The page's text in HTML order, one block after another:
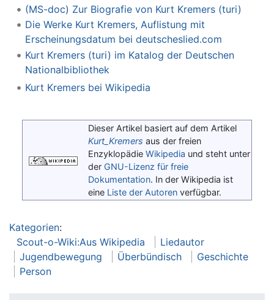
(MS-doc) Zur Biografie von Kurt Kremers (turi)
Die Werke Kurt Kremers, Auflistung mit
Erscheinungsdatum bei deutscheslied.com
Kurt Kremers (turi) im Katalog der Deutschen
Nationalbibliothek
Kurt Kremers bei Wikipedia
Dieser Artikel basiert auf dem Artikel
Kurt_Kremers aus der freien
Enzyklopädie Wikipedia und steht unter
der GNU-Lizenz für freie
Dokumentation. In der Wikipedia ist
eine Liste der Autoren verfügbar.
Kategorien:
Scout-o-Wiki:Aus Wikipedia
Liedautor
Jugendbewegung
Überbündisch
Geschichte
Person